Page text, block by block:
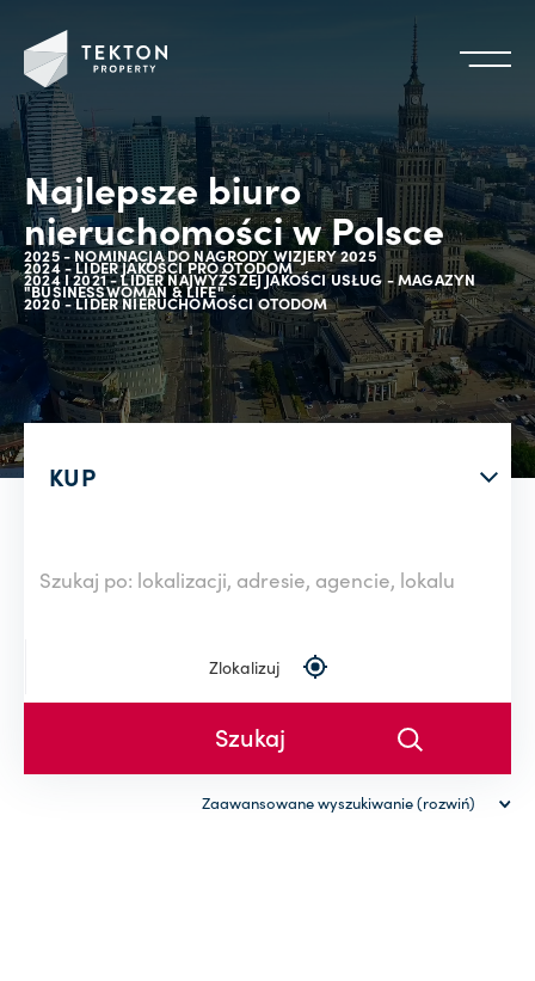
Najlepsze biuro
nieruchomości w Polsce
2025 - NOMINACJA DO NAGRODY WIZJERY 2025
2024 - LIDER JAKOŚCI PRO OTODOM
2024 I 2021 - LIDER NAJWYŻSZEJ JAKOŚCI USŁUG - MAGAZYN
"BUSINESSWOMAN & LIFE"
2020 - LIDER NIERUCHOMOŚCI OTODOM
Zlokalizuj
Zaawansowane wyszukiwanie (rozwiń)